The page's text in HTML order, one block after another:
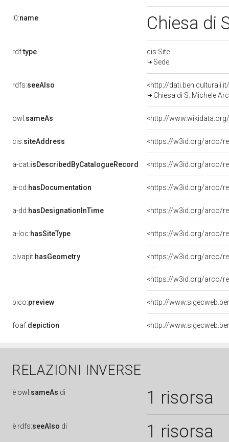
l0:name Chiesa di
rdf:type
cis:Site
Sede
rdfs:seeAlso
Chiesa di S. Michele
owl:sameAs <http://
cis:siteAddress <https://w3id.org/arco/
a-cat:isDescribedByCatalogueRecord <https://w3id.org/arco/
a-cd:hasDocumentation
a-dd:hasDesignationInTime <https://w3id.org/arco/
a-loc:hasSiteType <https://w3id.org/arco/
clvapit:hasGeometry <https://w3id.org/arco/
<https://w3id.org/arco/
pico:preview
foaf:depiction
RELAZIONI INVERSE
è owl:sameAs di 1 risorsa
è rdfs:seeAlso di 1 risorsa